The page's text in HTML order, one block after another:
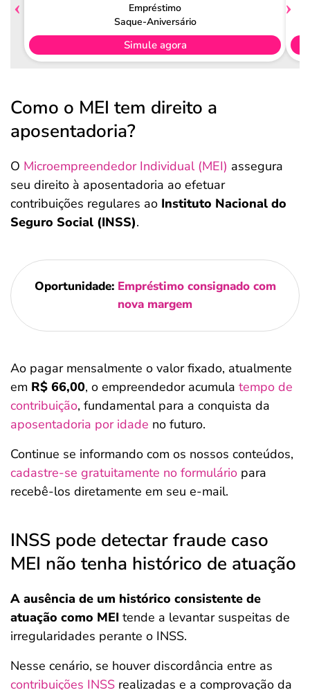
Empréstimo
Saque-Aniversário
Simule agora
Como o MEI tem direito a
aposentadoria?
O Microempreendedor Individual (MEI) assegura
seu direito à aposentadoria ao efetuar
contribuições regulares ao Instituto Nacional do
Seguro Social (INSS).
Oportunidade: Empréstimo consignado com
nova margem
Ao pagar mensalmente o valor fixado, atualmente
em R$ 66,00, o empreendedor acumula tempo de
contribuição, fundamental para a conquista da
aposentadoria por idade no futuro.
Continue se informando com os nossos conteúdos,
cadastre-se gratuitamente no formulário para
recebê-los diretamente em seu e-mail.
INSS pode detectar fraude caso
MEI não tenha histórico de atuação
A ausência de um histórico consistente de
atuação como MEI tende a levantar suspeitas de
irregularidades perante o INSS.
Nesse cenário, se houver discordância entre as
contribuições INSS realizadas e a comprovação da